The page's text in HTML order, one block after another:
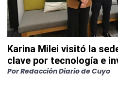
Karina Milei visitó la
clave por tecnología e
PorRedacción Diario de Cuyo